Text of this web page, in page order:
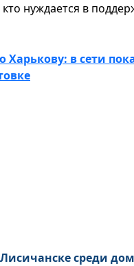
нуждается в
Харькову: в сети
среди